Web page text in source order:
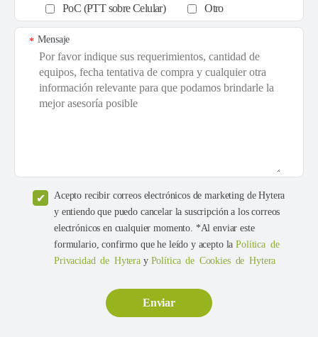
PoC (PTT sobre Celular)
Otro
Mensaje
*
Acepto recibir correos electrónicos de marketing de Hytera
y entiendo que puedo cancelar la suscripción a los correos
electrónicos en cualquier momento. *Al enviar este
formulario, confirmo que he leído y acepto laPolítica de
Privacidad de Hytera y Política de Cookies de Hytera